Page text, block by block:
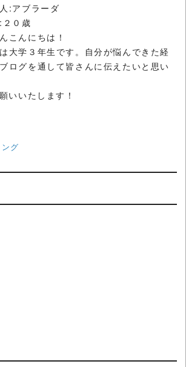
:アブラーダ
０歳
こんにちは！
大学３年生です。自分が悩んできた経
ログを通して皆さんに伝えたいと思い
いいたします！
グ